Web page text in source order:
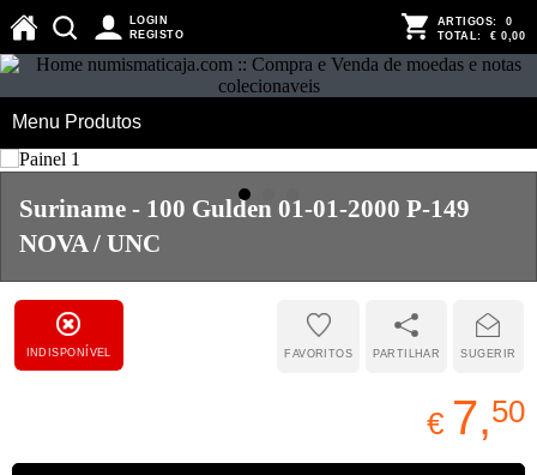
LOGIN
REGISTO
ARTIGOS: 0
TOTAL: € 0,00
Menu Produtos
Suriname - 100 Gulden 01-01-2000 P-149
NOVA / UNC
INDISPONÍVEL SUGERIR
PARTILHAR
FAVORITOS
€ 7,50